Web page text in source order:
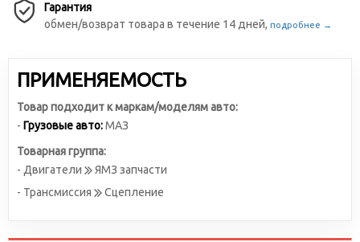
Гарантия
обмен/возврат товара в течение 14 дней, подробнее →
ПРИМЕНЯЕМОСТЬ
Товар подходит к маркам/моделям авто:
- Грузовые авто:МАЗ
Товарная группа:
- Двигатели
ЯМЗ запчасти
- Трансмиссия
Сцепление